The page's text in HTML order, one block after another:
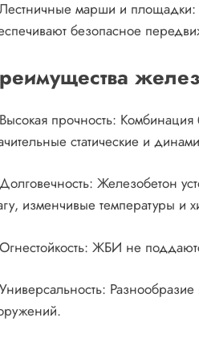
марши и площадки:
безопасное
прочность: Комбинация
статические и
Железобетон
изменчивые температуры и
ЖБИ не
Разнообразие